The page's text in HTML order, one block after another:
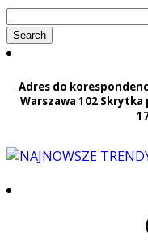
Adres do
Warszawa 102